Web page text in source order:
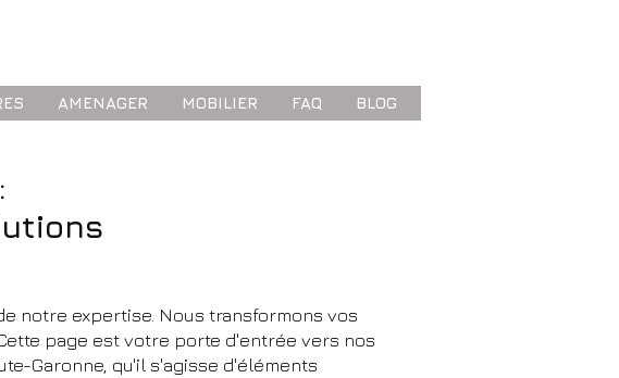
AMENAGER MOBILIER FAQ BLOG
notre expertise. Nous transformons vos
page est votre porte d'entrée vers nos
Garonne, qu'il s'agisse d'éléments